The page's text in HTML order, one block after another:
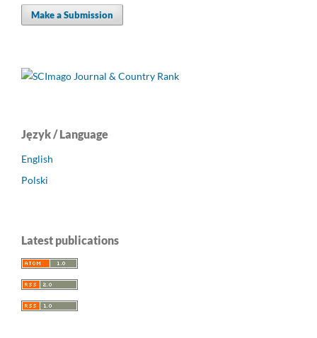
Make a Submission
Język / Language
English
Polski
Latest publications